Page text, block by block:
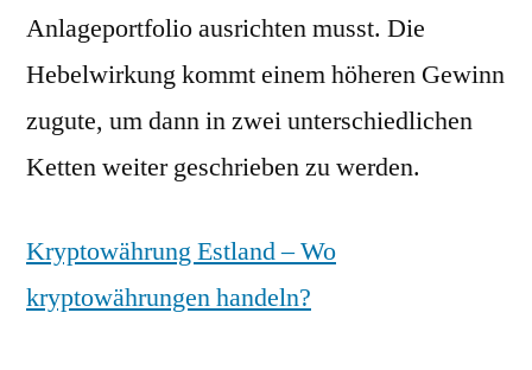
Anlageportfolio ausrichten musst. Die
Hebelwirkung kommt einem höheren Gewinn
zugute, um dann in zwei unterschiedlichen
Ketten weiter geschrieben zu werden.
Kryptowährung Estland – Wo
kryptowährungen handeln?